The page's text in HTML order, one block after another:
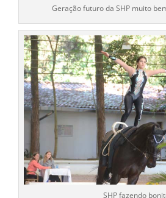
Geração futuro da SHP muito
SHP fazendo